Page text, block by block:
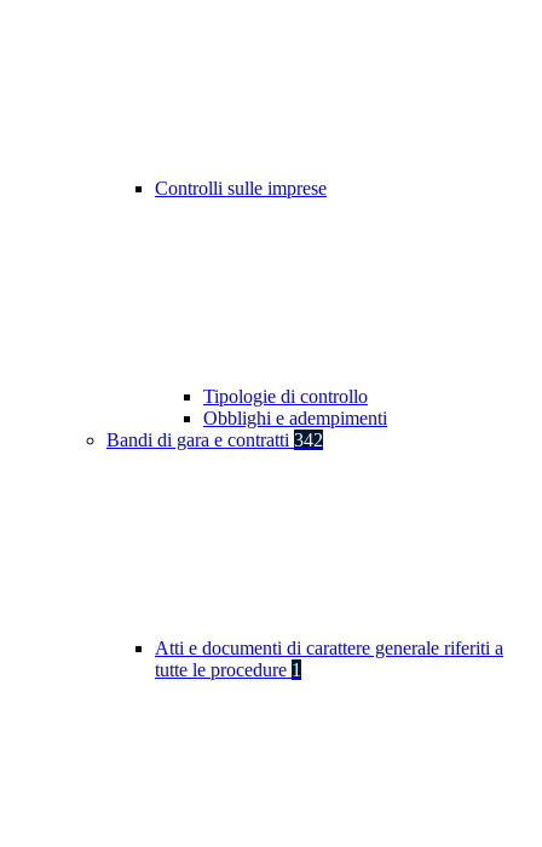
Controlli sulle imprese
Tipologie di controllo
Obblighi e adempimenti
Bandi di gara e contratti 342
Atti e documenti di carattere generale riferiti a
tutte le procedure 1